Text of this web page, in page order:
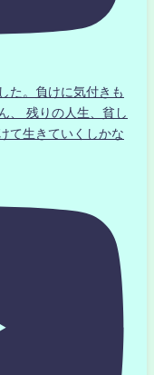
た。負けに気付きも
、 残りの人生、貧し
て生きていくしかな